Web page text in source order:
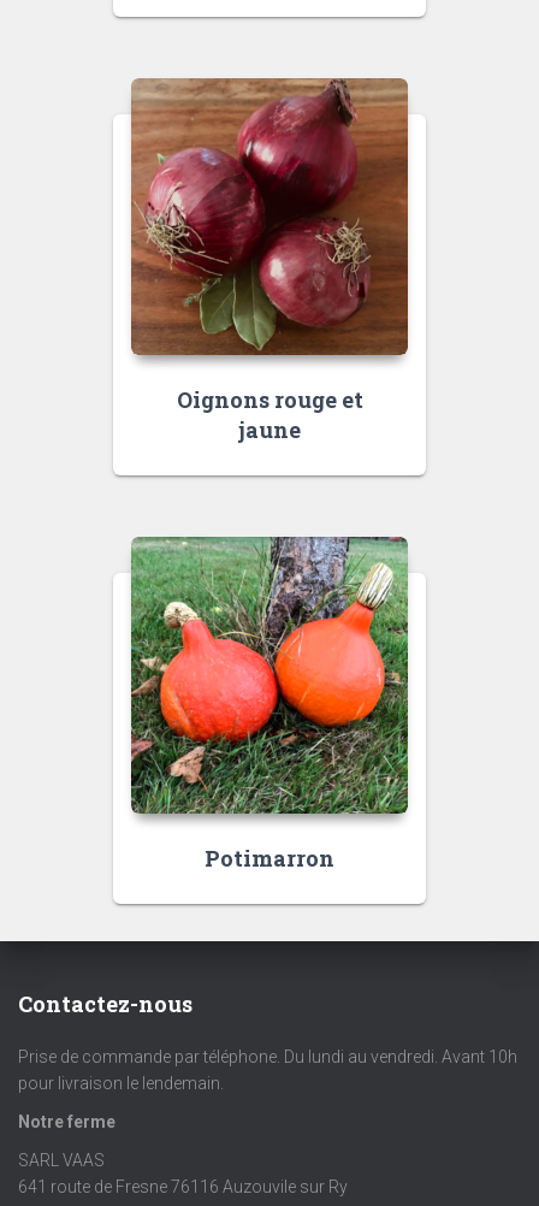
Oignons rouge et
jaune
Potimarron
Contactez-nous
Prise de commande par téléphone. Du lundi au vendredi. Avant 10h
pour livraison le lendemain.
Notre ferme
SARL VAAS
641 route de Fresne 76116 Auzouvile sur Ry